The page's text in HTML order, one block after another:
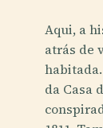
Aqui, a
atrás de
da Casa